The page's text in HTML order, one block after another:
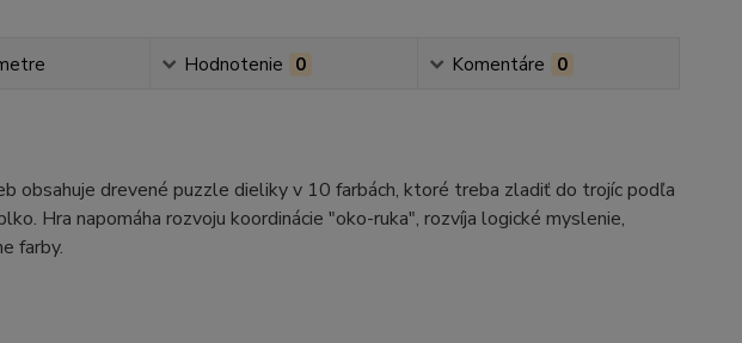
Hodnotenie 0 Komentáre 0
obsahuje drevené puzzle dieliky v 10 farbách, ktoré treba zladiť do trojíc podľa
Hra napomáha rozvoju koordinácie "oko-ruka", rozvíja logické myslenie,
farby.